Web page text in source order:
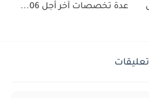
عدة تخصصات آخر أجل 06...
تعليقات